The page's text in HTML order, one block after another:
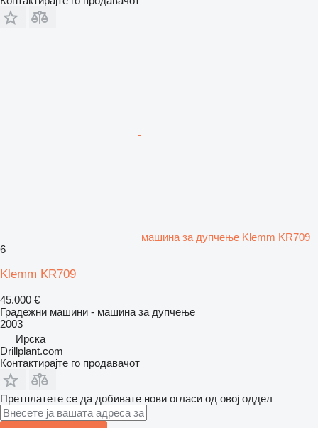
машина за дупчење Klemm KR709
6
Klemm KR709
45.000 €
Градежни машини - машина за дупчење
2003
Ирска
Drillplant.com
Контактирајте го продавачот
Претплатете се да добивате нови огласи од овој оддел